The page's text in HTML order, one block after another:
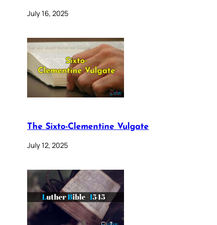
July 16, 2025
The Sixto-Clementine Vulgate
July 12, 2025